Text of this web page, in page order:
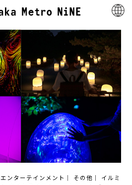
エンターテインメント その他
イルミ